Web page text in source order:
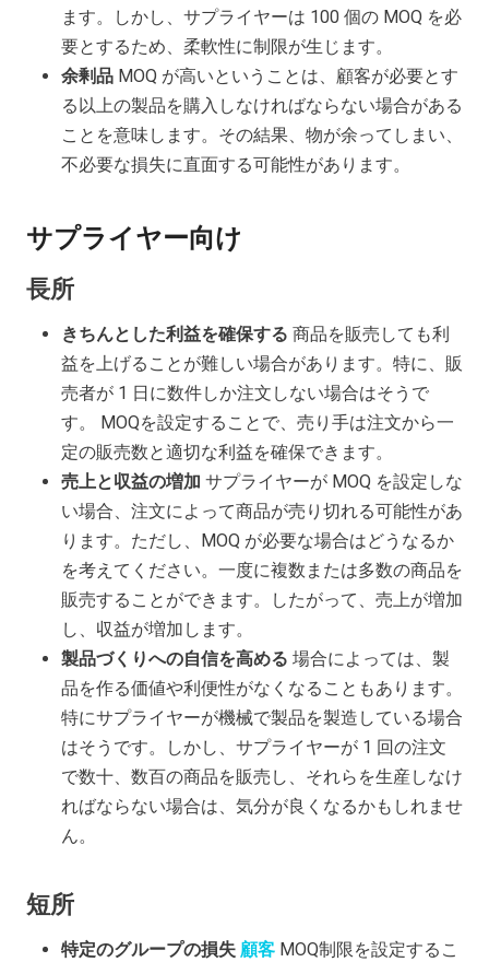
ます。しかし、サプライヤーは 100 個の MOQ を必
要とするため、柔軟性に制限が生じます。
余剰品 MOQ が高いということは、顧客が必要とす
る以上の製品を購入しなければならない場合がある
ことを意味します。その結果、物が余ってしまい、
不必要な損失に直面する可能性があります。
サプライヤー向け
長所
きちんとした利益を確保する 商品を販売しても利
益を上げることが難しい場合があります。特に、販
売者が 1 日に数件しか注文しない場合はそうで
す。 MOQを設定することで、売り手は注文から一
定の販売数と適切な利益を確保できます。
売上と収益の増加 サプライヤーが MOQ を設定しな
い場合、注文によって商品が売り切れる可能性があ
ります。ただし、MOQ が必要な場合はどうなるか
を考えてください。一度に複数または多数の商品を
販売することができます。したがって、売上が増加
し、収益が増加します。
製品づくりへの自信を高める 場合によっては、製
品を作る価値や利便性がなくなることもあります。
特にサプライヤーが機械で製品を製造している場合
はそうです。しかし、サプライヤーが 1 回の注文
で数十、数百の商品を販売し、それらを生産しなけ
ればならない場合は、気分が良くなるかもしれませ
ん。
短所
特定のグループの損失 顧客 MOQ制限を設定するこ